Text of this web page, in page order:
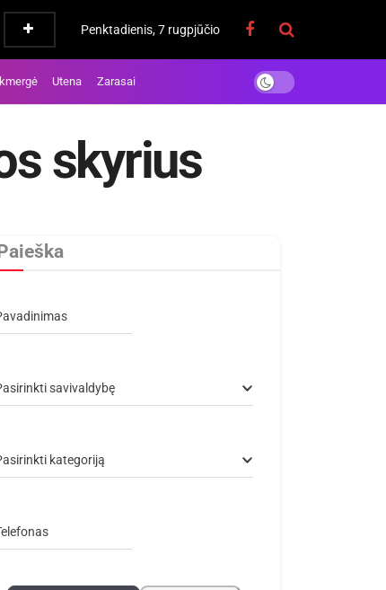
Penktadienis, 7 rugpjūčio
Utena Zarasai
skyrius
savivaldybę
kategoriją